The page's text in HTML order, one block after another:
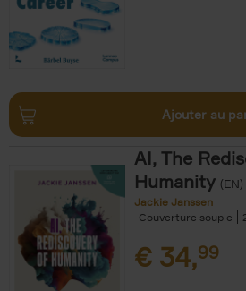
Ajouter au
AI, The
Humanity (EN)
Jackie Janssen
Couverture souple
€ 34,99